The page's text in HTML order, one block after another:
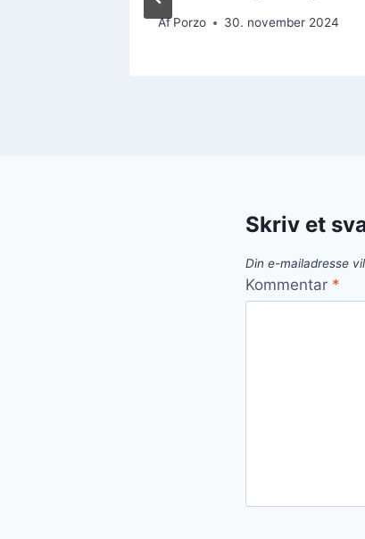
Af Porzo 30. november 2024
Skriv et
Din e-mailadresse
Kommentar *